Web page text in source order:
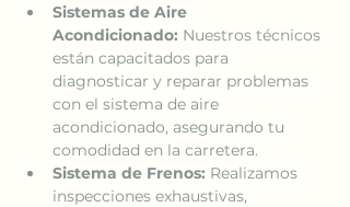
Sistemas de Aire
Acondicionado: Nuestros técnicos
están capacitados para
diagnosticar y reparar problemas
con el sistema de aire
acondicionado, asegurando tu
comodidad en la carretera.
Sistema de Frenos: Realizamos
inspecciones exhaustivas,